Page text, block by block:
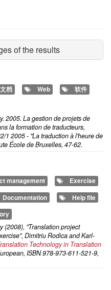
of the results
文档 Web
软件
2005. La gestion de projets de
la formation de traducteurs,
1 2005 - "La traduction à l'heure de
École de Bruxelles, 47-62.
management
Exercise
Documentation
Help file
(2008), "Translation project
Dimitriu Rodica and Karl-
Technology in Translation
ISBN 978-973-611-521-9,